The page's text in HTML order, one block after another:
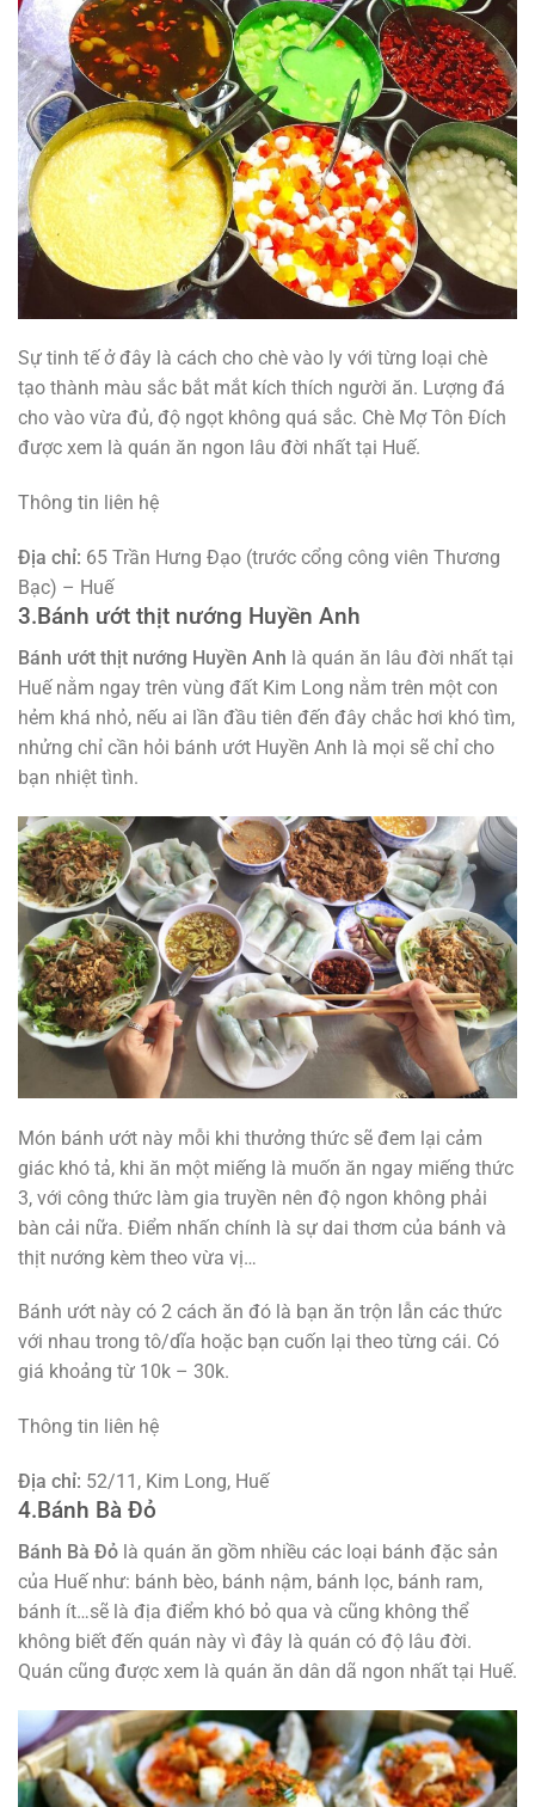
Sự tinh tế ở đây là cách cho chè vào ly với từng loại chè
tạo thành màu sắc bắt mắt kích thích người ăn. Lượng đá
cho vào vừa đủ, độ ngọt không quá sắc. Chè Mợ Tôn Đích
được xem là quán ăn ngon lâu đời nhất tại Huế.
Thông tin liên hệ
Địa chỉ: 65 Trần Hưng Đạo (trước cổng công viên Thương
Bạc) – Huế
3.Bánh ướt thịt nướng Huyền Anh
Bánh ướt thịt nướng Huyền Anh là quán ăn lâu đời nhất tại
Huế nằm ngay trên vùng đất Kim Long nằm trên một con
hẻm khá nhỏ, nếu ai lần đầu tiên đến đây chắc hơi khó tìm,
nhửng chỉ cần hỏi bánh ướt Huyền Anh là mọi sẽ chỉ cho
bạn nhiệt tình.
Món bánh ướt này mỗi khi thưởng thức sẽ đem lại cảm
giác khó tả, khi ăn một miếng là muốn ăn ngay miếng thức
3, với công thức làm gia truyền nên độ ngon không phải
bàn cải nữa. Điểm nhấn chính là sự dai thơm của bánh và
thịt nướng kèm theo vừa vị…
Bánh ướt này có 2 cách ăn đó là bạn ăn trộn lẫn các thức
với nhau trong tô/dĩa hoặc bạn cuốn lại theo từng cái. Có
giá khoảng từ 10k – 30k.
Thông tin liên hệ
Địa chỉ: 52/11, Kim Long, Huế
4.Bánh Bà Đỏ
Bánh Bà Đỏ là quán ăn gồm nhiều các loại bánh đặc sản
của Huế như: bánh bèo, bánh nậm, bánh lọc, bánh ram,
bánh ít…sẽ là địa điểm khó bỏ qua và cũng không thể
không biết đến quán này vì đây là quán có độ lâu đời.
Quán cũng được xem là quán ăn dân dã ngon nhất tại Huế.